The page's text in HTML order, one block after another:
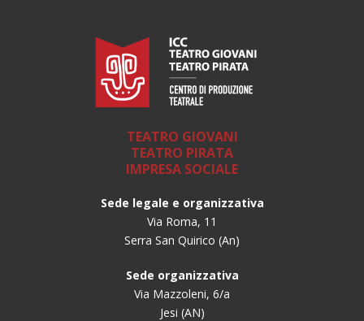
TEATRO GIOVANI
TEATRO PIRATA
IMPRESA SOCIALE
Sede legale e organizzativa
Via Roma, 11
Serra San Quirico (An)
Sede organizzativa
Via Mazzoleni, 6/a
Jesi (AN)